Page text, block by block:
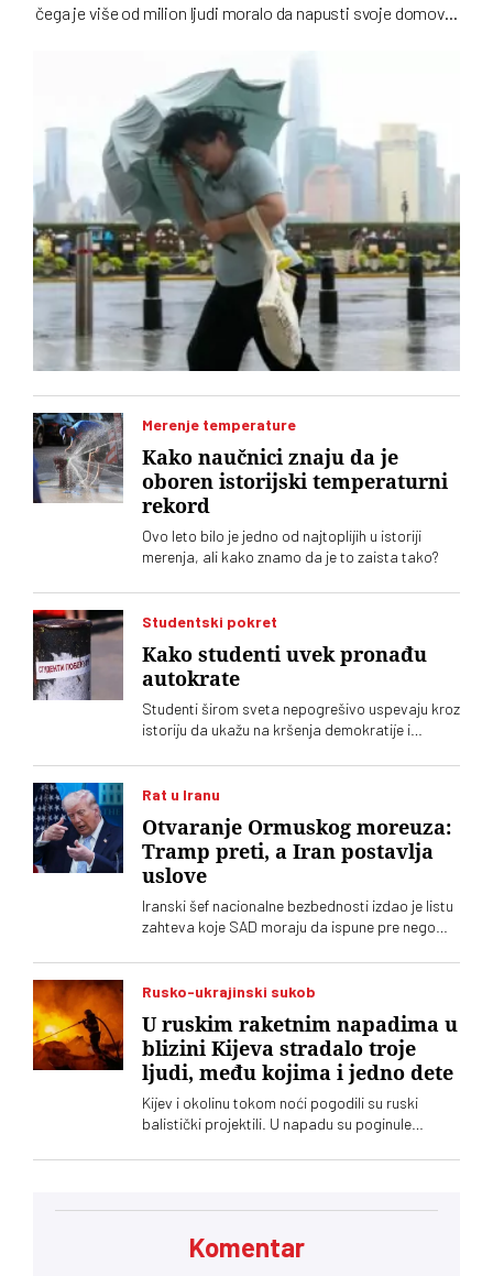
čega je više od milion ljudi moralo da napusti svoje domove.
nije prošla jer se očekuju obilne padavine i poplave
Merenje temperature
Kako naučnici znaju da je
oboren istorijski temperaturni
rekord
Ovo leto bilo je jedno od najtoplijih u istoriji
merenja, ali kako znamo da je to zaista tako?
Studentski pokret
Kako studenti uvek pronađu
autokrate
Studenti širom sveta nepogrešivo uspevaju kroz
istoriju da ukažu na kršenja demokratije i
Rat u Iranu
Otvaranje Ormuskog moreuza:
Tramp preti, a Iran postavlja
uslove
Iranski šef nacionalne bezbednosti izdao je listu
zahteva koje SAD moraju da ispune pre nego
Tramp ubeđen da vazdušno bombardovanje
može prisiliti Iran da pristane na sporazum pod
Americi
Rusko-ukrajinski sukob
U ruskim raketnim napadima u
blizini Kijeva stradalo troje
ljudi, među kojima i jedno dete
Kijev i okolinu tokom noći pogodili su ruski
balistički projektili. U napadu su poginule
su tri osobe povređene
Komentar